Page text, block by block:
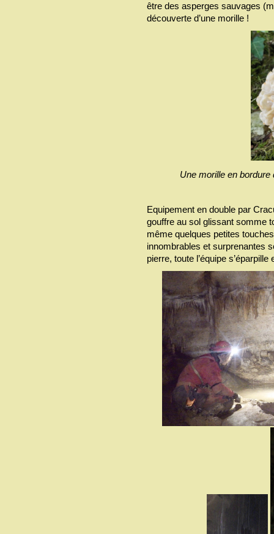
être des asperges sauvages
découverte d’une morille !
Une morille en bordure
Equipement en double par
gouffre au sol glissant somme
même quelques petites
innombrables et surprenantes
pierre, toute l’équipe s’éparpille